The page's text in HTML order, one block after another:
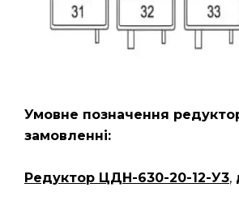
Умовне позначення
замовленні:
Редуктор ЦДН-630-20-12-У3,